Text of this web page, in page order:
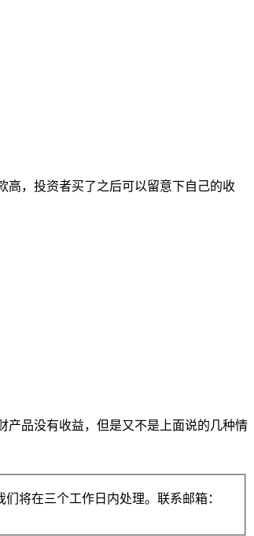
高，投资者买了之后可以留意下自己的收
产品没有收益，但是又不是上面说的几种情
将在三个工作日内处理。联系邮箱：